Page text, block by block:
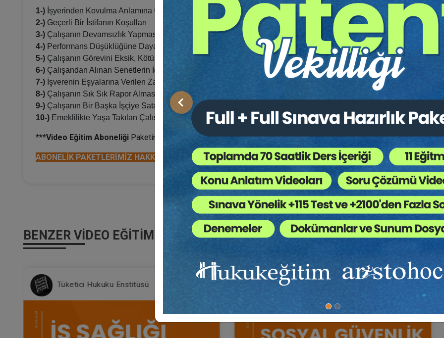
Önceki
1-) İşyerinden Kovulma Anlamına Gelen Sözler
2-) Geçerli Bir İstifanın Koşulları
3-) Çalışanın Devamsızlık Yapması Halinde İşverenin Dikkat Etmesi Gereken Hususlar
4-) Performans Düşüklüğüne Dayalı Fesihlerde Dikkat Edilecek Hususlar
5-) Çalışanın Görevini Eksik, Kötü Yapması veya Hiç Yapmamasının Sonuçları
6-) Çalışandan Alınan Senetlerin İcraya Konulmasının Sonuçları
7-) İşverenin Eşyalarına Verilen Zarar ile Çalışanın Kusurunun Tayini ve Tespiti
8-) Çalışanın Sık Sık Rapor Alması Halinde İşverenin İzleyebileceği Süreçler ve Sonuçları
9-) Çalışanın Bir Başka İşçiye Sataşması Halinde Dikkat Edilecek Hususlar
10-) Emeklilikte Yaşa Takılan Çalışanlarla İlgili Karşılaşılabilecek Sorunlar
***Video Eğitim Aboneliği Paketine Sahip Olarak, Bu Eğitim Dâhil Yüzlerce Video Eğitime Erişebilir ve Daha Birçok
ABONELİK PAKETLERİMİZ HAKKINDA DETAYLI BİLGİ ALMAK İÇİN TIKLA
BENZER VIDEO EĞITIMLER
Tüketici Hukuku Enstitüsü Tüketici Hukuku Enstitüsü